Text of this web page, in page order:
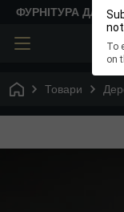
To
on
ФУРНІТУРА ДЛЯ
Товари